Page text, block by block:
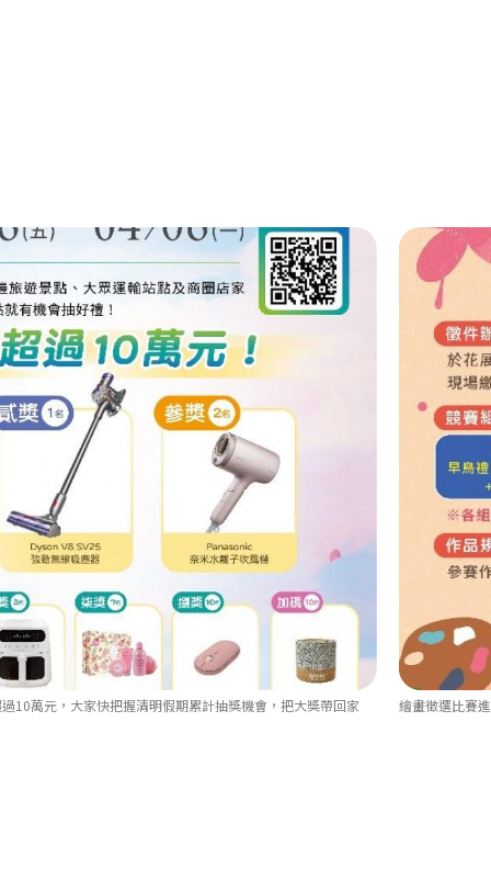
10萬元，大家快把握清明假期累計抽獎機會，把大獎帶回家 繪畫徵選比賽